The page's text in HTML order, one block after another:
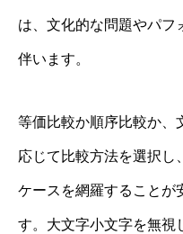
は、文化的な問題やパフ
伴います。
等価比較か順序比較か、
応じて比較方法を選択し
ケースを網羅することが
す。大文字小文字を無視